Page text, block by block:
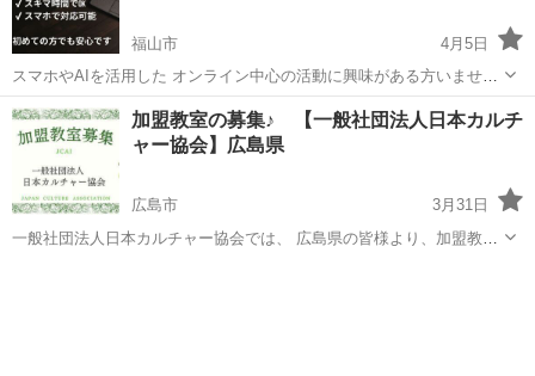
福山市
4月5日
スマホやAIを活用した オンライン中心の活動に興味がある方いません
か？😊 最近、スマホ1台で進めていける 新しい仕組みについて知る機
会がありました。 AIが説明や案内をサポートしてくれるため、 オンラ
イン中...
広島 福山市 その他 オンライン
加盟教室の募集♪ 【一般社団法人日本カルチ
ャー協会】広島県
広島市
3月31日
一般社団法人日本カルチャー協会では、 広島県の皆様より、加盟教室